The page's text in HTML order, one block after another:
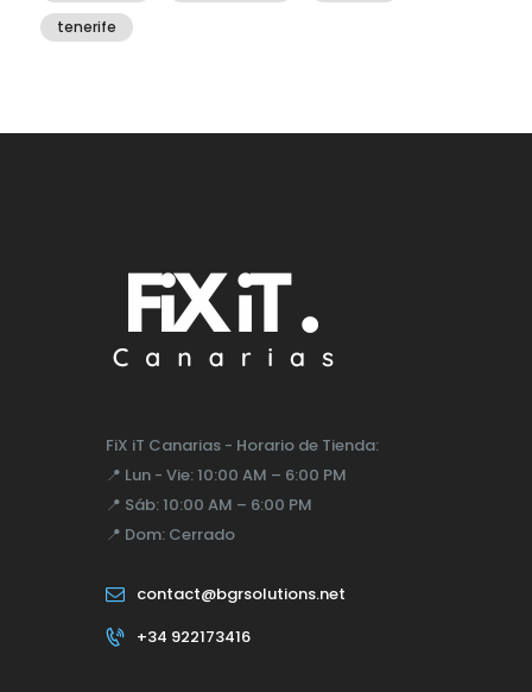
tenerife
FiX iT Canarias - Horario de Tienda:
📍 Lun - Vie: 10:00 AM – 6:00 PM
📍 Sáb: 10:00 AM – 6:00 PM
📍 Dom: Cerrado
contact@bgrsolutions.net
+34 922173416